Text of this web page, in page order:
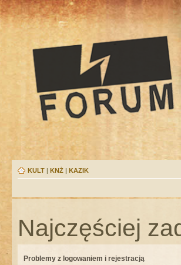
KULT | KNŻ | KAZIK
Najczęściej
Problemy z logowaniem i rejestracją